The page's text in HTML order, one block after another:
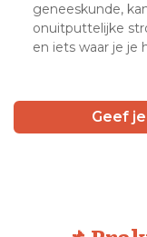
geneeskunde,
onuitputtelijke
en iets waar je je
Geef